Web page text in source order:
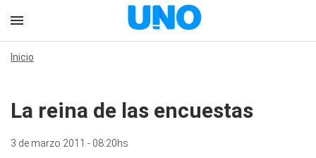
Inicio
La reina de las encuestas
3 de marzo 2011 - 08:20hs